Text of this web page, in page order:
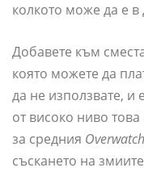
колкото може да е
Добавете към
която можете да
да не използвате, и
от високо ниво
за средния
съскането на